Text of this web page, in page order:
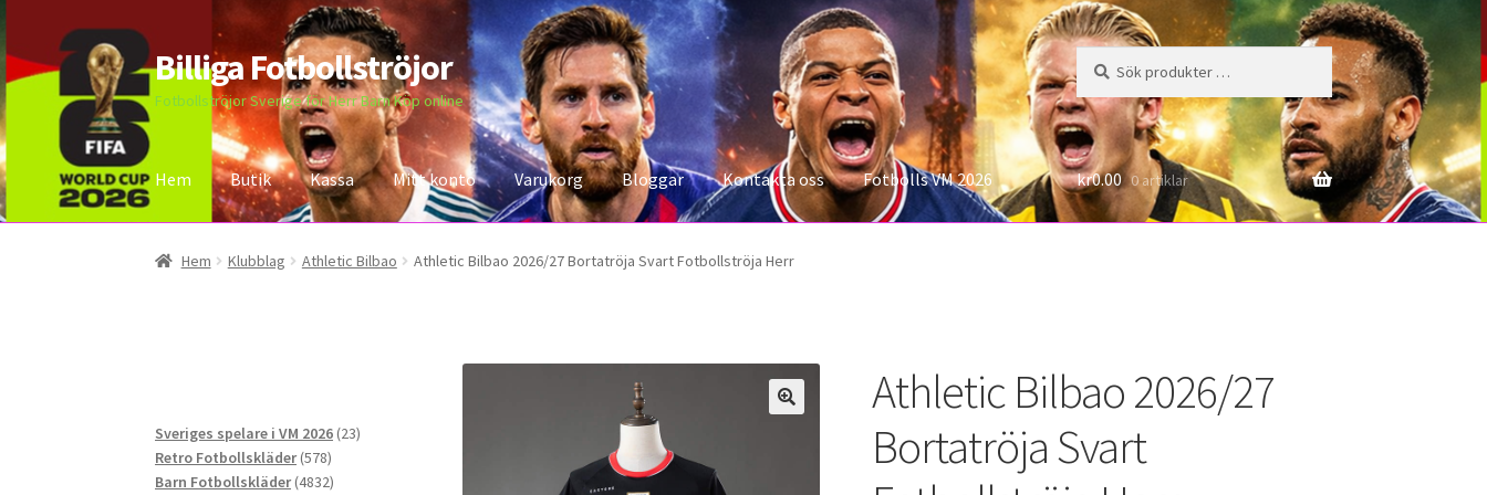
Hoppa
till
navigering
Hoppa
till
innehåll
Billiga Fotbollströjor
Fotbollströjor Sverige för Herr Barn Köp online
Sök
efter:
Sök
Hem Butik Kassa Mitt konto Varukorg Bloggar Kontakta oss Fotbolls VM 2026
Hem Bloggar Butik Kassa Kontakta ossMitt konto Storleksguiden Varukorg
kr0.00 0 artiklar
Hem Klubblag Athletic Bilbao Athletic Bilbao 2026/27 Bortatröja Svart Fotbollströja Herr
Athletic Bilbao 2026/27
Bortatröja Svart
Sveriges spelare i VM 2026 2323
Retro Fotbollskläder 578578
produkter
Barn Fotbollskläder 48324832